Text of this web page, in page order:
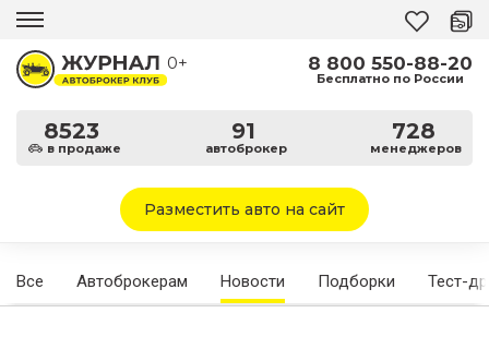
0+
8523
в продаже
91
автоброкер
728
менеджеров
8 800 550-88-20
Бесплатно по России
Разместить авто на сайт
Все Автоброкерам Новости Подборки Тест-